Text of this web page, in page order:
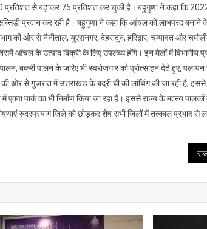
प्रतिशत से बढ़ाकर 75 प्रतिशत कर चुकी है। बहुगुणा ने कहा कि
प्रदान कर रही है। बहुगुणा ने कहा कि आंचल को लाभप्रद बनाने के
की ओर से नैनीताल, यूएसनगर, देहरादून, हरिद्वार, चम्पावत और
आंचल के उत्पाद बिक्री के लिए उपलब्ध होंगे। इन मेलों में विभागीय
बकरी पालन के जरिए भी स्वरोजगार को प्रोत्साहन देते हुए,
ओर से गुजरात में उत्तराखंड के बद्री घी की लांचिंग की जा रही है, इससे
पार्क का भी निर्माण किया जा रहा है। इससे राज्य के मत्स्य
रुद्रप्रयाग जिले को छोड़कर शेष सभी जिलों में तत्काल प्रभाव से